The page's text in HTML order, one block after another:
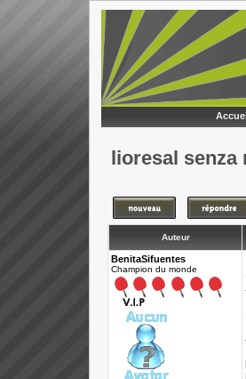
lioresal senza
Auteur
BenitaSifuentes
Champion du monde